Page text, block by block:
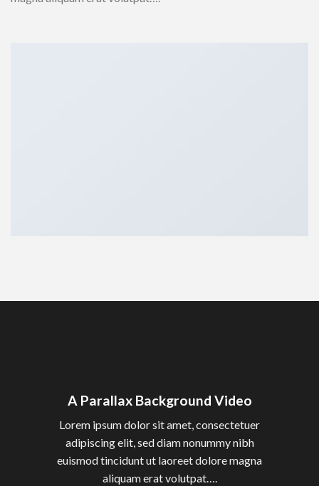
A Parallax Background Video
Lorem ipsum dolor sit amet, consectetuer
adipiscing elit, sed diam nonummy nibh
euismod tincidunt ut laoreet dolore magna
aliquam erat volutpat….